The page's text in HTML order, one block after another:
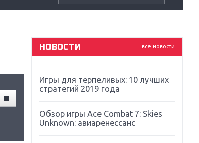
все новости
НОВОСТИ
Far Cry 5: хвалить нельзя ругать
Игры для терпеливых: 10 лучших
стратегий 2019 года
Обзор игры Ace Combat 7: Skies
Unknown: авиаренессанс